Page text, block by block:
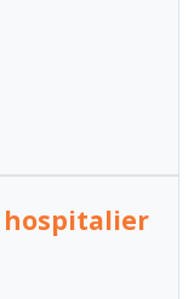
hospitalier